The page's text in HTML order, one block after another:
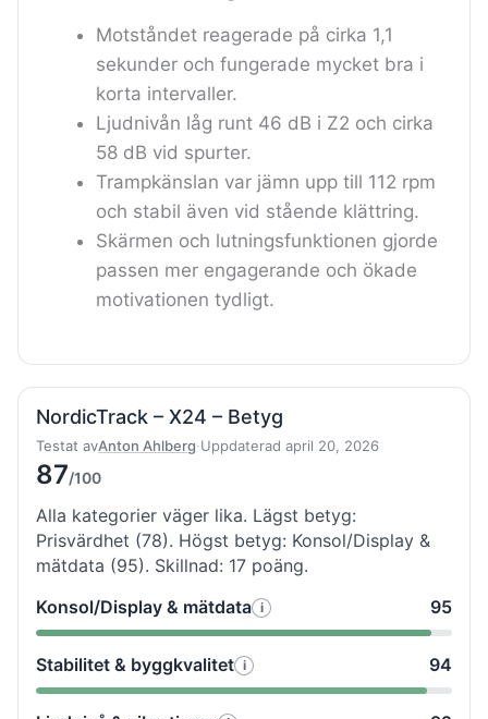
Motståndet reagerade på cirka 1,1
sekunder och fungerade mycket bra i
korta intervaller.
Ljudnivån låg runt 46 dB i Z2 och cirka
58 dB vid spurter.
Trampkänslan var jämn upp till 112 rpm
och stabil även vid stående klättring.
Skärmen och lutningsfunktionen gjorde
passen mer engagerande och ökade
motivationen tydligt.
NordicTrack – X24 – Betyg
Testat avAnton Ahlberg·Uppdaterad april 20, 2026
87/100
Alla kategorier väger lika. Lägst betyg:
Prisvärdhet (78). Högst betyg: Konsol/Display &
mätdata (95). Skillnad: 17 poäng.
Konsol/Display & mätdata i
Så
95
Stabilitet & byggkvalitet i
Så
94